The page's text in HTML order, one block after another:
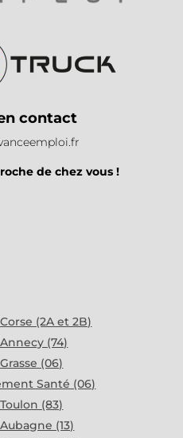
contact
de chez vous !
(2A et 2B)
(74)
(06)
Santé (06)
(83)
(13)